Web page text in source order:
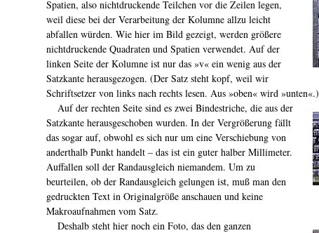
Spatien, also nichtdruckende Teilchen vor die Zeilen legen,
weil diese bei der Verarbeitung der Kolumne allzu leicht
abfallen würden. Wie hier im Bild gezeigt, werden größere
nichtdruckende Quadraten und Spatien verwendet. Auf der
linken Seite der Kolumne ist nur das »v« ein wenig aus der
Satzkante herausgezogen. (Der Satz steht kopf, weil wir
Schriftsetzer von links nach rechts lesen. Aus »oben« wird »unten«.)
Auf der rechten Seite sind es zwei Bindestriche, die aus der
Satzkante herausgeschoben wurden. In der Vergrößerung fällt
das sogar auf, obwohl es sich nur um eine Verschiebung von
anderthalb Punkt handelt – das ist ein guter halber Millimeter.
Auffallen soll der Randausgleich niemandem. Um zu
beurteilen, ob der Randausgleich gelungen ist, muß man den
gedruckten Text in Originalgröße anschauen und keine
Makroaufnahmen vom Satz.
Deshalb steht hier noch ein Foto, das den ganzen